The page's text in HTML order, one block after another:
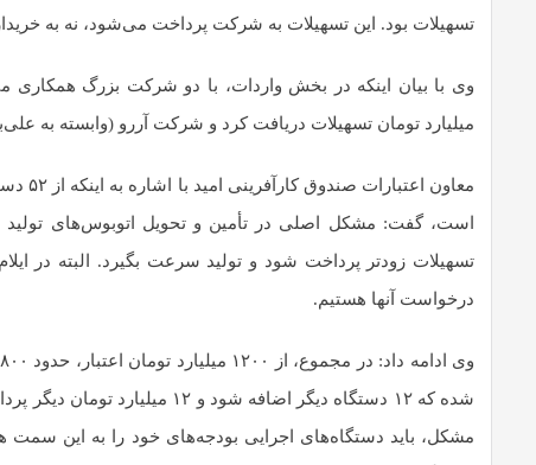
تسهیلات بود. این تسهیلات به شرکت پرداخت می‌شود، نه به
میلیارد تومان تسهیلات دریافت کرد و شرکت آررو (وابسته به علی‌بابا) که ۱۵ دستگاه اتوبوس معرفی و ۱۵۰ میلیارد تومان
است، گفت: مشکل اصلی در تأمین و تحویل اتوبوس‌های
درخواست آنها هستیم.
مشکل، باید دستگاه‌های اجرایی بودجه‌های خود را به این سمت